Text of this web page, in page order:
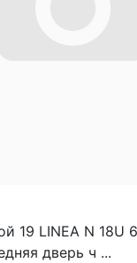
19 LINEA N 18U
дверь ч ...